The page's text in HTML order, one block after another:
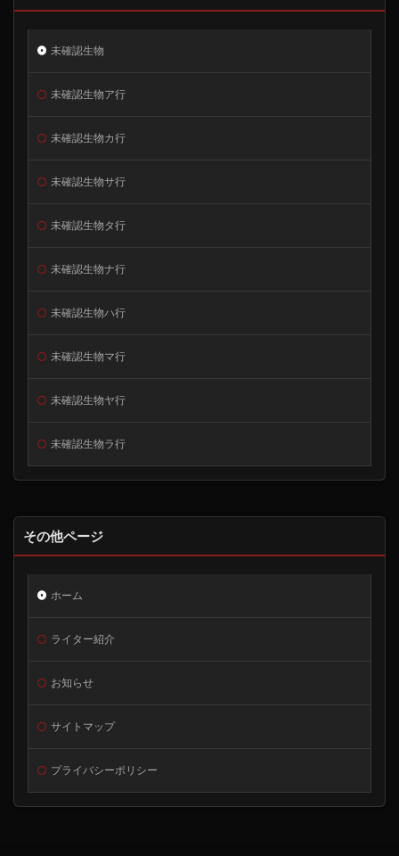
未確認生物
未確認生物ア行
未確認生物カ行
未確認生物サ行
未確認生物タ行
未確認生物ナ行
未確認生物ハ行
未確認生物マ行
未確認生物ヤ行
未確認生物ラ行
その他ページ
ホーム
ライター紹介
お知らせ
サイトマップ
プライバシーポリシー